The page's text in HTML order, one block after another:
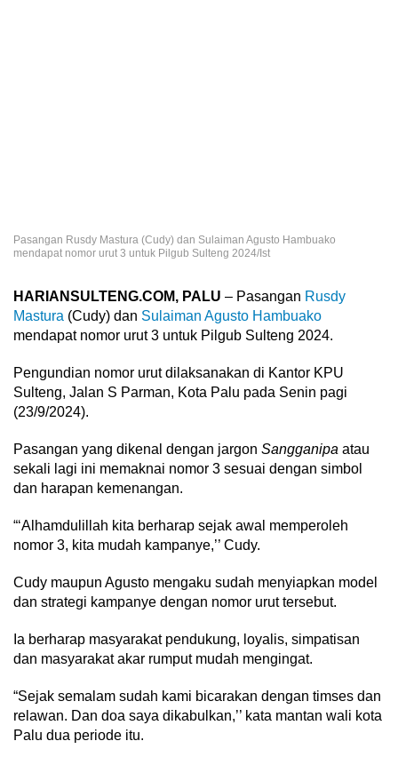
Pasangan Rusdy Mastura (Cudy) dan Sulaiman Agusto Hambuako
mendapat nomor urut 3 untuk Pilgub Sulteng 2024/Ist
HARIANSULTENG.COM, PALU – Pasangan Rusdy
Mastura (Cudy) dan Sulaiman Agusto Hambuako
mendapat nomor urut 3 untuk Pilgub Sulteng 2024.
Pengundian nomor urut dilaksanakan di Kantor KPU
Sulteng, Jalan S Parman, Kota Palu pada Senin pagi
(23/9/2024).
Pasangan yang dikenal dengan jargon Sangganipa atau
sekali lagi ini memaknai nomor 3 sesuai dengan simbol
dan harapan kemenangan.
“‘Alhamdulillah kita berharap sejak awal memperoleh
nomor 3, kita mudah kampanye,’’ Cudy.
Cudy maupun Agusto mengaku sudah menyiapkan model
dan strategi kampanye dengan nomor urut tersebut.
Ia berharap masyarakat pendukung, loyalis, simpatisan
dan masyarakat akar rumput mudah mengingat.
“Sejak semalam sudah kami bicarakan dengan timses dan
relawan. Dan doa saya dikabulkan,’’ kata mantan wali kota
Palu dua periode itu.